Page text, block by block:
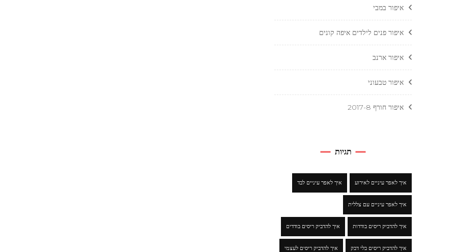
איפור במבי
איפור פנים לילדים איפה קונים
איפור ארנב
איפור טבעוני
איפור חורף 2017-8
תגיות
איך לאפר עיניים לאירוע איך לאפר עיניים לבד
איך לאפר עיניים עם צללית
איך להדביק ריסים בודדות איך להדביק ריסים בודדים
איך להדביק ריסים בלי דבק איך להדביק ריסים לעצמי